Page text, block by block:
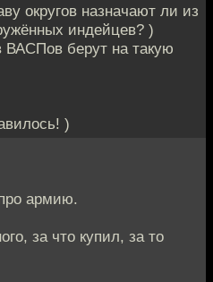
округов назначают ли из
индейцев? )
ВАСПов берут на такую
)
армию.
за что купил, за то